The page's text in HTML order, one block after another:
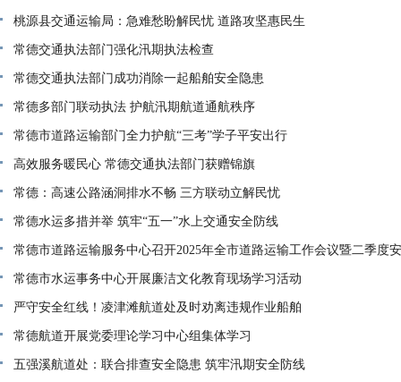
桃源县交通运输局：急难愁盼解民忧 道路攻坚惠民生
常德交通执法部门强化汛期执法检查
常德交通执法部门成功消除一起船舶安全隐患
常德多部门联动执法 护航汛期航道通航秩序
常德市道路运输部门全力护航“三考”学子平安出行
高效服务暖民心 常德交通执法部门获赠锦旗
常德：高速公路涵洞排水不畅 三方联动立解民忧
常德水运多措并举 筑牢“五一”水上交通安全防线
常德市道路运输服务中心召开2025年全市道路运输工作会议暨二季度
作会议
常德市水运事务中心开展廉洁文化教育现场学习活动
严守安全红线！凌津滩航道处及时劝离违规作业船舶
常德航道开展党委理论学习中心组集体学习
五强溪航道处：联合排查安全隐患 筑牢汛期安全防线